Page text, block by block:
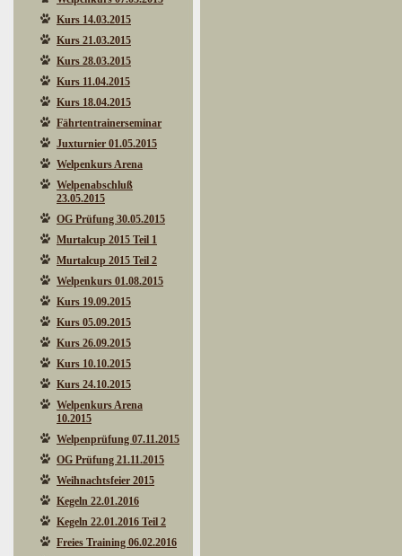
Kurs 14.03.2015
Kurs 21.03.2015
Kurs 28.03.2015
Kurs 11.04.2015
Kurs 18.04.2015
Fährtentrainerseminar
Juxturnier 01.05.2015
Welpenkurs Arena
Welpenabschluß
23.05.2015
OG Prüfung 30.05.2015
Murtalcup 2015 Teil 1
Murtalcup 2015 Teil 2
Welpenkurs 01.08.2015
Kurs 19.09.2015
Kurs 05.09.2015
Kurs 26.09.2015
Kurs 10.10.2015
Kurs 24.10.2015
Welpenkurs Arena
10.2015
Welpenprüfung 07.11.2015
OG Prüfung 21.11.2015
Weihnachtsfeier 2015
Kegeln 22.01.2016
Kegeln 22.01.2016 Teil 2
Freies Training 06.02.2016